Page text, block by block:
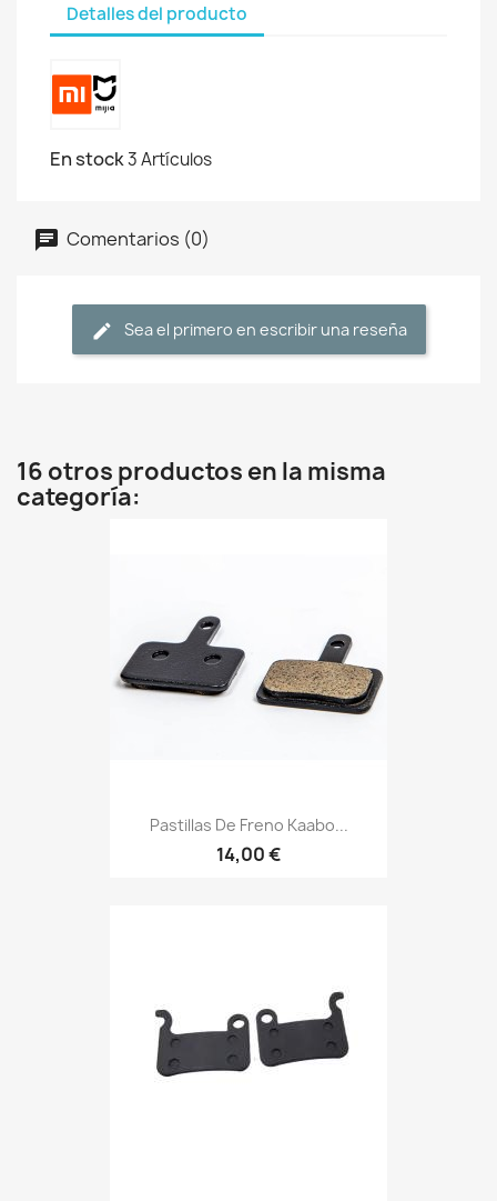
Detalles del producto
En stock3 Artículos
Comentarios (0)
Sea el primero en escribir una reseña
16 otros productos en la misma
categoría:
Pastillas De Freno Kaabo...
14,00 €